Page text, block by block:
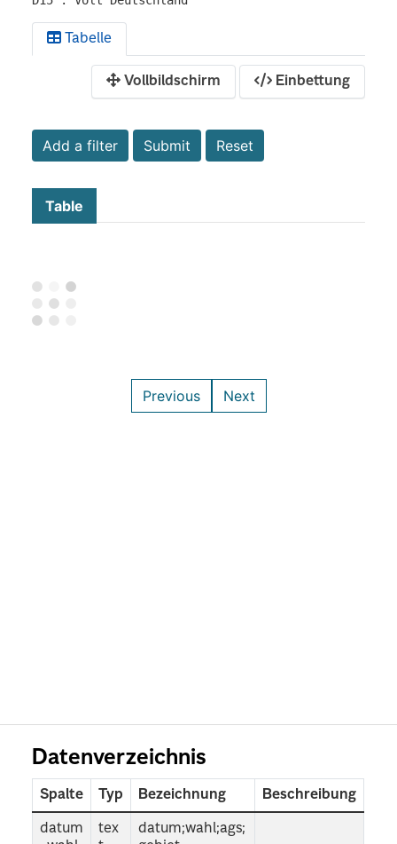
Tabelle
Vollbildschirm Einbettung
Datenverzeichnis
Spalte Typ Bezeichnung Beschreibung
datum
tex
datum;wahl;ags;